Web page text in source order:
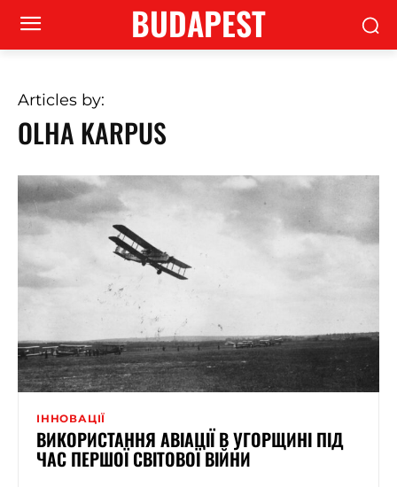
BUDAPEST
Articles by:
OLHA KARPUS
ІННОВАЦІЇ
ВИКОРИСТАННЯ АВІАЦІЇ В УГОРЩИНІ ПІД
ЧАС ПЕРШОЇ СВІТОВОЇ ВІЙНИ